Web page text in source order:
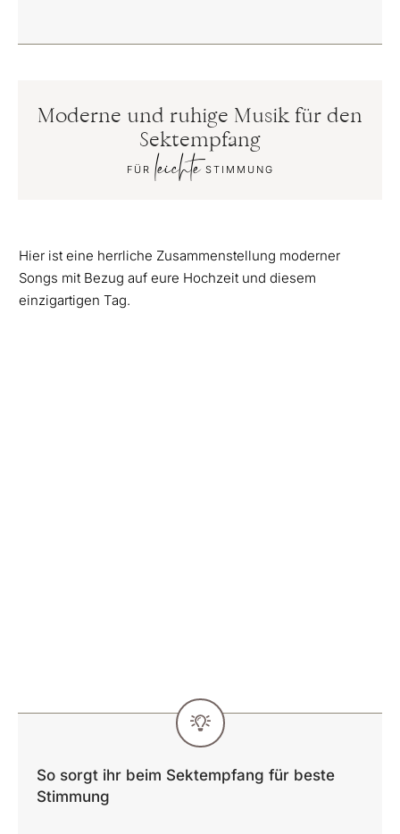
Moderne und ruhige Musik für den
Sektempfang
FÜRleichteSTIMMUNG
Hier ist eine herrliche Zusammenstellung moderner
Songs mit Bezug auf eure Hochzeit und diesem
einzigartigen Tag.
So sorgt ihr beim Sektempfang für beste
Stimmung